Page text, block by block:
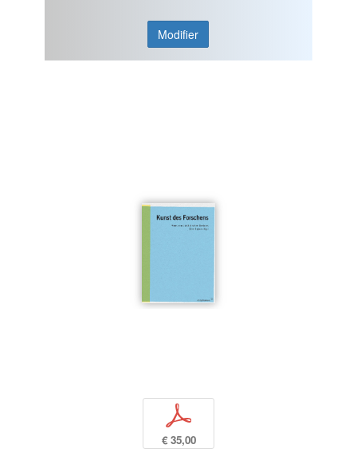
Modifier
p
€ 35,00